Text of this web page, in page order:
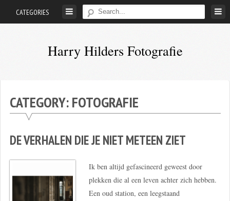
CATEGORIES
Harry Hilders Fotografie
Hilders
CATEGORY:FOTOGRAFIE
DE VERHALEN DIE JE NIET METEEN ZIET
Ik ben altijd gefascineerd geweest door
plekken die al een leven achter zich hebben.
Een oud station, een leegstaand